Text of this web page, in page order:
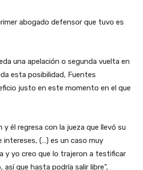
abogado defensor que tuvo es
una apelación o segunda vuelta en
esta posibilidad, Fuentes
justo en este momento en el que
él regresa con la jueza que llevó su
(…) es un caso muy
y yo creo que lo trajeron a testificar
que hasta podría salir libre”,